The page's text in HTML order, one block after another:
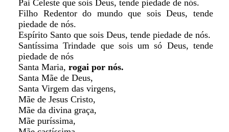
Pai Celeste que sois Deus, tende piedade de nós.
Filho Redentor do mundo que sois Deus, tende
piedade de nós.
Espírito Santo que sois Deus, tende piedade de nós.
Santíssima Trindade que sois um só Deus, tende
piedade de nós
Santa Maria, rogai por nós.
Santa Mãe de Deus,
Santa Virgem das virgens,
Mãe de Jesus Cristo,
Mãe da divina graça,
Mãe puríssima,